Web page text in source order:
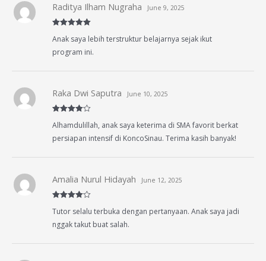
of 5
Raditya Ilham Nugraha June 9, 2025
Anak saya lebih terstruktur belajarnya sejak ikut
program ini.
out of 5
Raka Dwi Saputra June 10, 2025
Alhamdulillah, anak saya keterima di SMA favorit berkat
persiapan intensif di KoncoSinau. Terima kasih banyak!
out of 5
Amalia Nurul Hidayah June 12, 2025
Tutor selalu terbuka dengan pertanyaan. Anak saya jadi
nggak takut buat salah.